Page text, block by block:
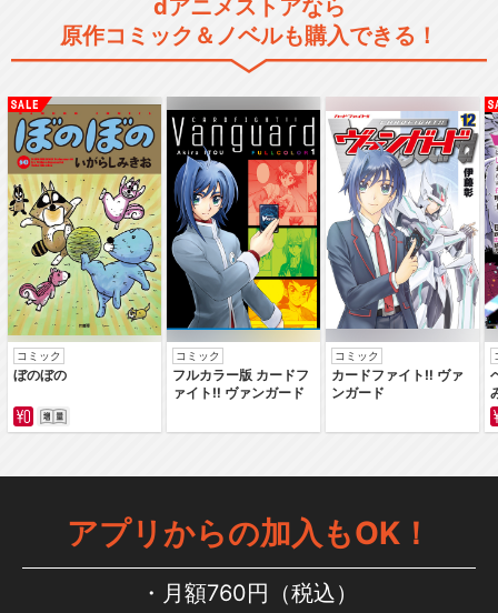
dアニメストアなら
原作コミック＆ノベルも購入できる！
コミック
ぼのぼの
コミック
フルカラー版 カードフ
ァイト‼ ヴァンガード
コミック
カードファイト‼ ヴァ
ンガード
アプリからの加入もOK！
月額760円（税込）